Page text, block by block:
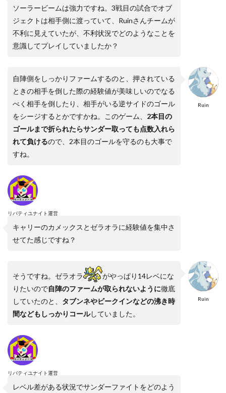
ソーラービームは強力ですね。3戦目の試合でオブ
ジェクトは相手側に渡っていて、Ruinさんチームが
不利に見えていたが、不利状況でどのようなことを
意識してプレイしていましたか？
Ruin
自陣側をしっかりファームするのと、押されている
ときの相手を倒した際の経験値が美味しいのでなる
べく相手を倒したり、相手がいる逆サイドのゴール
をシージするとかですかね。このゲーム、 2本目の
ゴールまで折られたらサンダー取っても点数入れら
れて負けるので、2本目のゴールを守るのも大事で
すね。
リバティユナイト運営
キャリーのカメックスとゼラオラに経験値を集中さ
せてた感じですね？
Ruin
そうですね。ゼラオラ
がやっぱり14レベにな
りたいので自陣のファームが取られないように徹底
していたのと、 タブンネやビークインなどの沸き時
間などもしっかりコールしていました。
リバティユナイト運営
レベル差がある状況でサンダーファイトをどのよう